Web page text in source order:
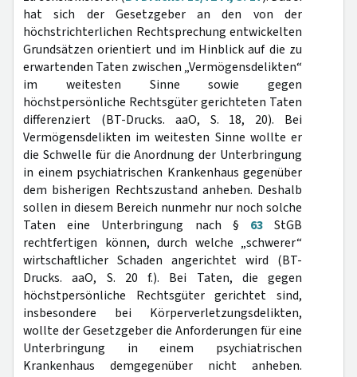
hat sich der Gesetzgeber an den von der
höchstrichterlichen Rechtsprechung entwickelten
Grundsätzen orientiert und im Hinblick auf die zu
erwartenden Taten zwischen „Vermögensdelikten“
im weitesten Sinne sowie gegen
höchstpersönliche Rechtsgüter gerichteten Taten
differenziert (BT-Drucks. aaO, S. 18, 20). Bei
Vermögensdelikten im weitesten Sinne wollte er
die Schwelle für die Anordnung der Unterbringung
in einem psychiatrischen Krankenhaus gegenüber
dem bisherigen Rechtszustand anheben. Deshalb
sollen in diesem Bereich nunmehr nur noch solche
Taten eine Unterbringung nach § 63StGB
rechtfertigen können, durch welche „schwerer“
wirtschaftlicher Schaden angerichtet wird (BT-
Drucks. aaO, S. 20 f.). Bei Taten, die gegen
höchstpersönliche Rechtsgüter gerichtet sind,
insbesondere bei Körperverletzungsdelikten,
wollte der Gesetzgeber die Anforderungen für eine
Unterbringung in einem psychiatrischen
Krankenhaus demgegenüber nicht anheben.